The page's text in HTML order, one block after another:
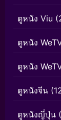
ดูหนัง Viu
ดูหนัง
ดูหนัง
ดูหนังจีน
ดูหนังญี่ปุ่น